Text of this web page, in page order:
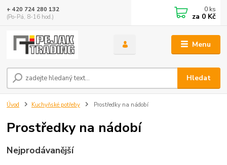
Menu
Hledat
+ 420 724 280 132
(Po-Pá, 8-16 hod.)
0 ks
za 0 Kč
Úvod Kuchyňské potřeby Prostředky na nádobí
Prostředky na nádobí
Nejprodávanější